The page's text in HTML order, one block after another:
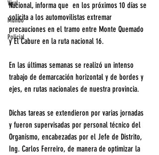
Viral
Mundo
Policial
Nacional, informa que  en los próximos 10 días se
solicita a los automovilistas extremar
precauciones en el tramo entre Monte Quemado
y El Cabure en la ruta nacional 16.
En las últimas semanas se realizó un intenso
trabajo de demarcación horizontal y de bordes y
ejes, en rutas nacionales de nuestra provincia.
Dichas tareas se extendieron por varias jornadas
y fueron supervisadas por personal técnico del
Organismo, encabezadas por el Jefe de Distrito,
Ing. Carlos Ferreiro, de manera de optimizar la